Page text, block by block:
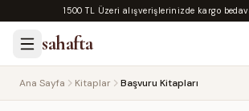
1500 TL Üzeri alışverişlerinizde kargo
sahafta
Ana Sayfa Kitaplar Başvuru Kitapları